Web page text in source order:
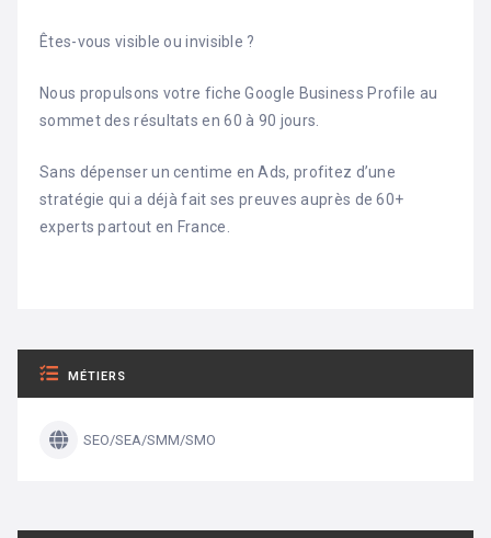
Êtes-vous visible ou invisible ?
Nous propulsons votre fiche Google Business Profile au
sommet des résultats en 60 à 90 jours.
Sans dépenser un centime en Ads, profitez d’une
stratégie qui a déjà fait ses preuves auprès de 60+
experts partout en France.
MÉTIERS
SEO/SEA/SMM/SMO